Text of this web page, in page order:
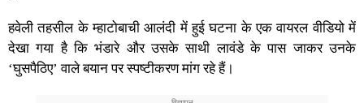
हवेली तहसील के म्हाटोबाची आलंदी में हुई घटना के एक वायरल वीडियो में
देखा गया है कि भंडारे और उसके साथी लावंडे के पास जाकर उनके
‘घुसपैठिए’ वाले बयान पर स्पष्टीकरण मांग रहे हैं।